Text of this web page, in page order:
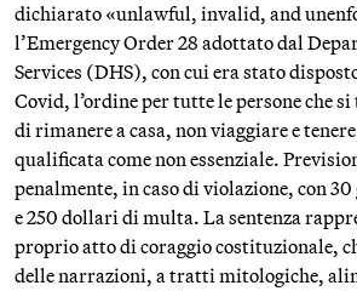
dichiarato «unlawful, invalid, and
l’Emergency Order 28 adottato dal
Services (DHS), con cui era stato
Covid, l’ordine per tutte le persone che
di rimanere a casa, non viaggiare e
qualificata come non essenziale.
penalmente, in caso di violazione, con
e 250 dollari di multa. La sentenza
proprio atto di coraggio costituzionale,
delle narrazioni, a tratti mitologiche,